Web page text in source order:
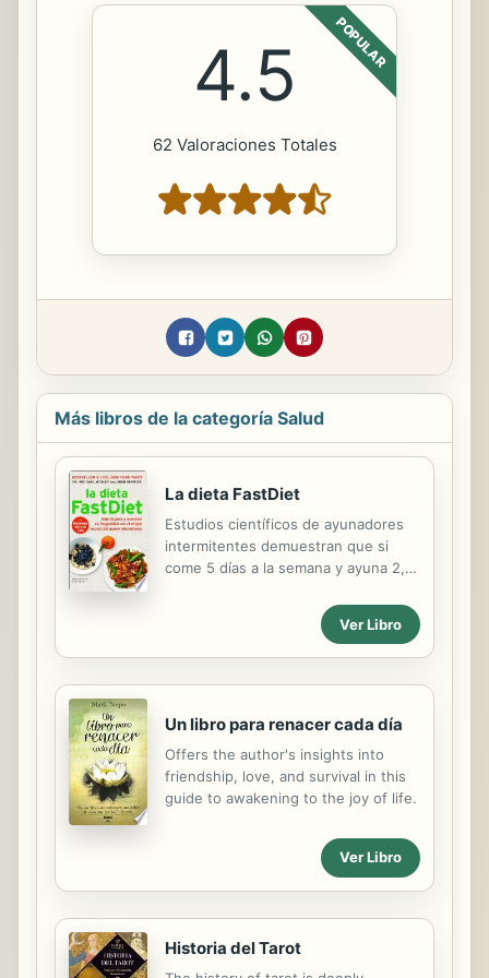
POPULAR
4.5
62 Valoraciones Totales
Más libros de la categoría Salud
La dieta FastDiet
Estudios científicos de ayunadores
intermitentes demuestran que si
come 5 días a la semana y ayuna 2,
sino que también reducirá su riesgo
de una serie de enfermedades como
la diabetes, la enfermedad
recogidos a partir de una nueva
libro crea un programa de dieta que
se puede incorporar a una vida
ocupada.
Ver Libro
Un libro para renacer cada día
Offers the author's insights into
friendship, love, and survival in this
guide to awakening to the joy of life.
Ver Libro
Historia del Tarot